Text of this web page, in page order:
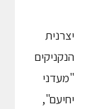
יצרנית
הנקניקים
"מעדני
יחיעם",